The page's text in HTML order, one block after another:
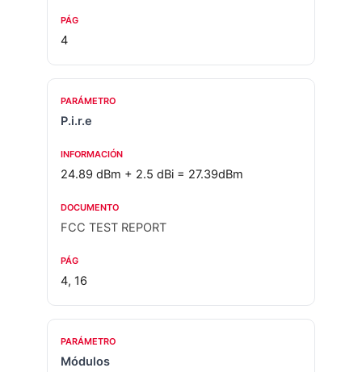
4
P.i.r.e
24.89 dBm + 2.5 dBi = 27.39dBm
FCC TEST REPORT
4, 16
Módulos